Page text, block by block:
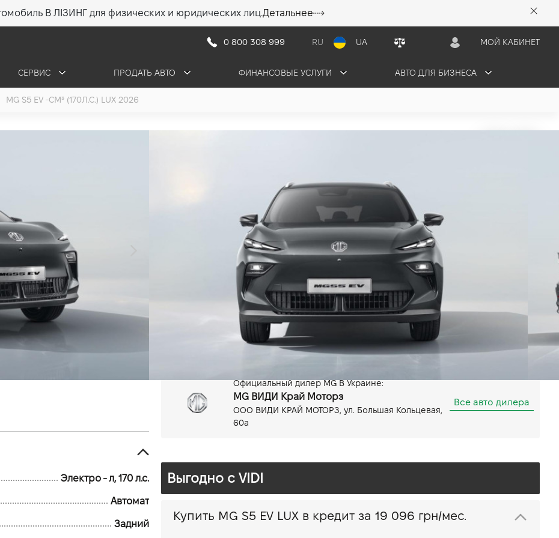
В ЛІЗИНГ для физических и юридических лиц.Детальнее
0 800 308 999 RU UA МОЙ КАБИНЕТ
СЕРВИС ПРОДАТЬ АВТО ФИНАНСОВЫЕ УСЛУГИ АВТО ДЛЯ БИЗНЕСА
MG S5 EV -СМ³ (170Л.С.) LUX 2026
1 334 832 грн 19 096 грн/мес
ПОЛУЧИТЬ КОНСУЛЬТАЦИЮ ОБМЕНЯТЬ СВОЕ АВТО
Задний - км
Показать все особенности
Официальный дилер MG В Украине:
MG ВИДИ Край Моторз
ООО ВИДИ КРАЙ МОТОРЗ, ул. Большая Кольцевая,
60а
Все авто дилера
Электро - л, 170 л.с.
Автомат
Задний
Выгодно c VIDI
Купить MG S5 EV LUX в кредит за 19 096 грн/мес.